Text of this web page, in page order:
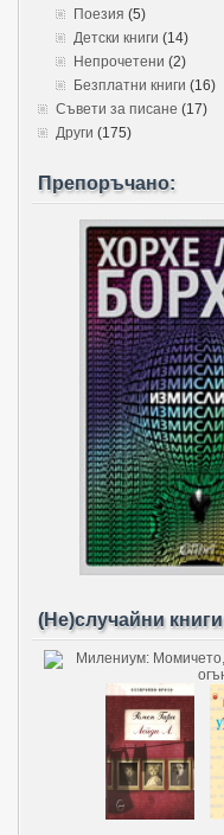
Поезия (5)
Детски книги (14)
Непрочетени (2)
Безплатни книги (16)
Съвети за писане (17)
Други (175)
Препоръчано:
(Не)случайни книги